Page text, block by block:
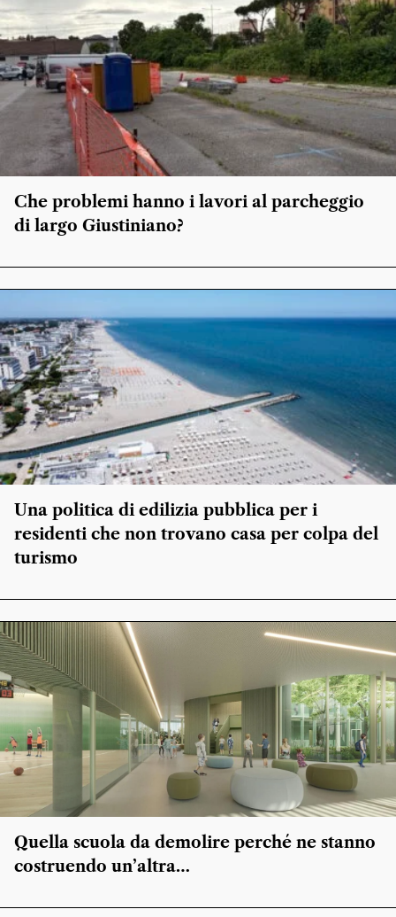
Che problemi hanno i lavori al parcheggio
di largo Giustiniano?
Una politica di edilizia pubblica per i
residenti che non trovano casa per colpa del
turismo
Quella scuola da demolire perché ne stanno
costruendo un’altra…